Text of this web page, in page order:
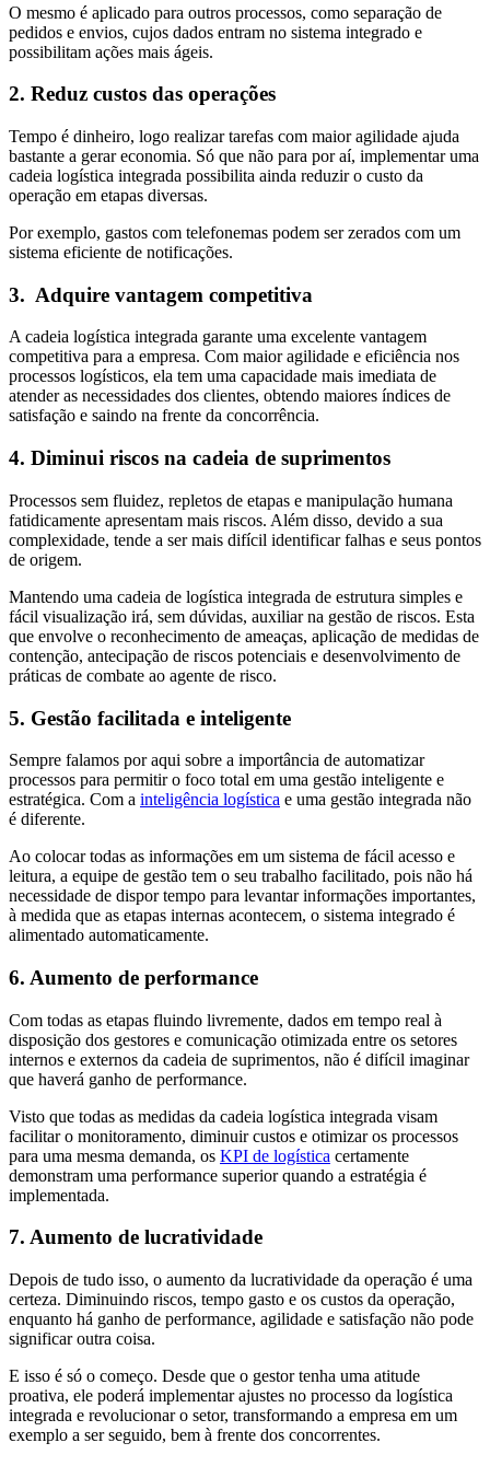
O mesmo é aplicado para outros processos, como separação de
pedidos e envios, cujos dados entram no sistema integrado e
possibilitam ações mais ágeis.
2. Reduz custos das operações
Tempo é dinheiro, logo realizar tarefas com maior agilidade ajuda
bastante a gerar economia. Só que não para por aí, implementar uma
cadeia logística integrada possibilita ainda reduzir o custo da
operação em etapas diversas.
Por exemplo, gastos com telefonemas podem ser zerados com um
sistema eficiente de notificações.
3. Adquire vantagem competitiva
A cadeia logística integrada garante uma excelente vantagem
competitiva para a empresa. Com maior agilidade e eficiência nos
processos logísticos, ela tem uma capacidade mais imediata de
atender as necessidades dos clientes, obtendo maiores índices de
satisfação e saindo na frente da concorrência.
4. Diminui riscos na cadeia de suprimentos
Processos sem fluidez, repletos de etapas e manipulação humana
fatidicamente apresentam mais riscos. Além disso, devido a sua
complexidade, tende a ser mais difícil identificar falhas e seus pontos
de origem.
Mantendo uma cadeia de logística integrada de estrutura simples e
fácil visualização irá, sem dúvidas, auxiliar na gestão de riscos. Esta
que envolve o reconhecimento de ameaças, aplicação de medidas de
contenção, antecipação de riscos potenciais e desenvolvimento de
práticas de combate ao agente de risco.
5. Gestão facilitada e inteligente
Sempre falamos por aqui sobre a importância de automatizar
processos para permitir o foco total em uma gestão inteligente e
estratégica. Com a inteligência logística e uma gestão integrada não
é diferente.
Ao colocar todas as informações em um sistema de fácil acesso e
leitura, a equipe de gestão tem o seu trabalho facilitado, pois não há
necessidade de dispor tempo para levantar informações importantes,
à medida que as etapas internas acontecem, o sistema integrado é
alimentado automaticamente.
6. Aumento de performance
Com todas as etapas fluindo livremente, dados em tempo real à
disposição dos gestores e comunicação otimizada entre os setores
internos e externos da cadeia de suprimentos, não é difícil imaginar
que haverá ganho de performance.
Visto que todas as medidas da cadeia logística integrada visam
facilitar o monitoramento, diminuir custos e otimizar os processos
para uma mesma demanda, os KPI de logística certamente
demonstram uma performance superior quando a estratégia é
implementada.
7. Aumento de lucratividade
Depois de tudo isso, o aumento da lucratividade da operação é uma
certeza. Diminuindo riscos, tempo gasto e os custos da operação,
enquanto há ganho de performance, agilidade e satisfação não pode
significar outra coisa.
E isso é só o começo. Desde que o gestor tenha uma atitude
proativa, ele poderá implementar ajustes no processo da logística
integrada e revolucionar o setor, transformando a empresa em um
exemplo a ser seguido, bem à frente dos concorrentes.